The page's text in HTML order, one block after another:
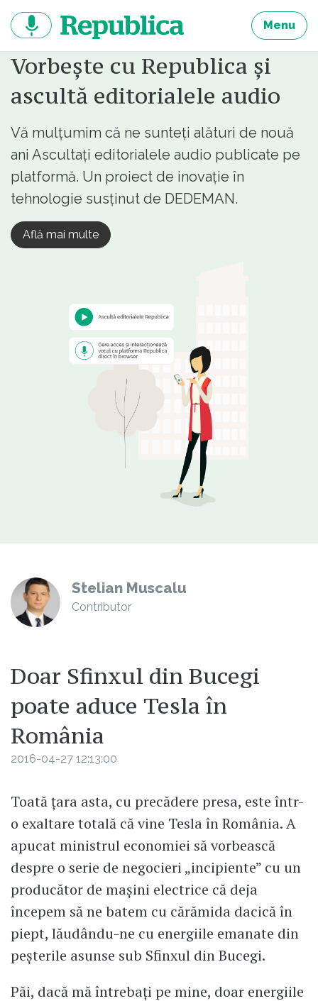
continut
Menu
Vorbește cu Republica și
ascultă editorialele audio
Vă mulțumim că ne sunteți alături de nouă
ani Ascultați editorialele audio publicate pe
platformă. Un proiect de inovație în
tehnologie susținut de DEDEMAN.
Află mai multe
Stelian Muscalu
Contributor
Doar Sfinxul din Bucegi
poate aduce Tesla în
România
2016-04-27 12:13:00
Toată ţara asta, cu precădere presa, este într-
o exaltare totală că vine Tesla în România. A
apucat ministrul economiei să vorbească
despre o serie de negocieri „incipiente” cu un
producător de maşini electrice că deja
începem să ne batem cu cărămida dacică în
piept, lăudându-ne cu energiile emanate din
peşterile asunse sub Sfinxul din Bucegi.
Păi, dacă mă întrebaţi pe mine, doar energiile